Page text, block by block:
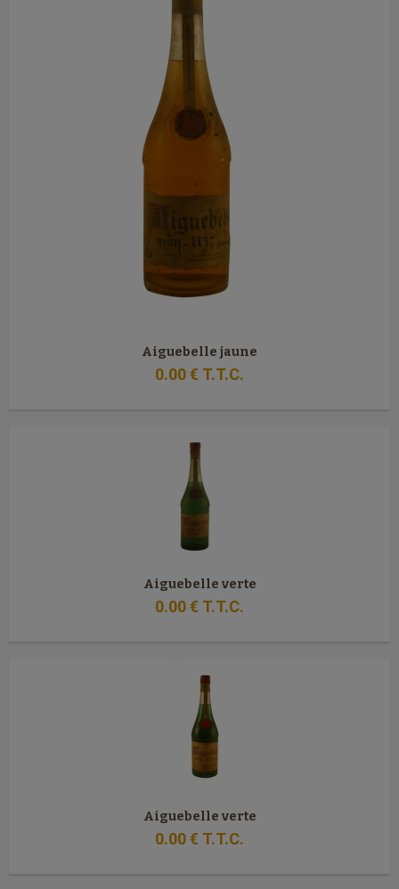
Aiguebelle jaune
0.00€ T.T.C.
Aiguebelle verte
0.00€ T.T.C.
Aiguebelle verte
0.00€ T.T.C.